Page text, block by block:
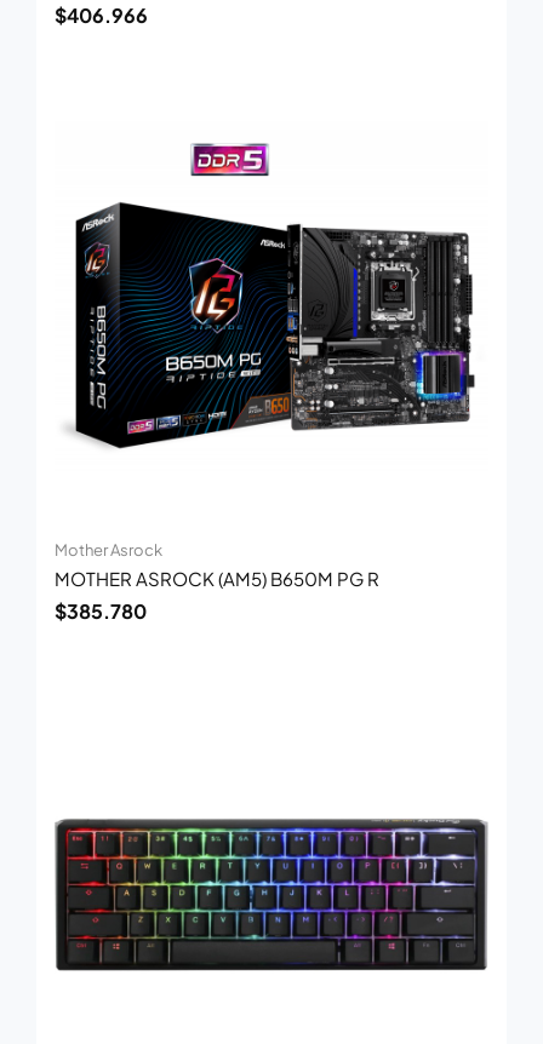
$406.966
Mother Asrock
MOTHER ASROCK (AM5) B650M PG R
$385.780